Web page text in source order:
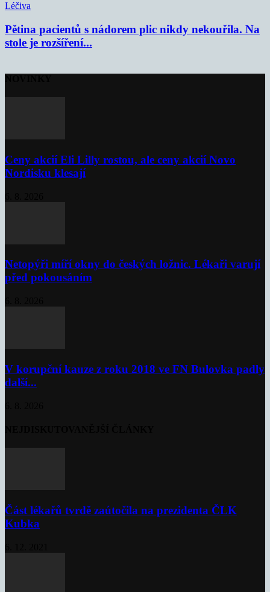
Léčiva
Pětina pacientů s nádorem plic nikdy nekouřila. Na
stole je rozšíření...
Ceny akcií Eli Lilly rostou, ale ceny akcií Novo
Nordisku klesají
Netopýři míří okny do českých ložnic. Lékaři varují
před pokousáním
V korupční kauze z roku 2018 ve FN Bulovka padly
další...
Část lékařů tvrdě zaútočila na prezidenta ČLK
Kubka